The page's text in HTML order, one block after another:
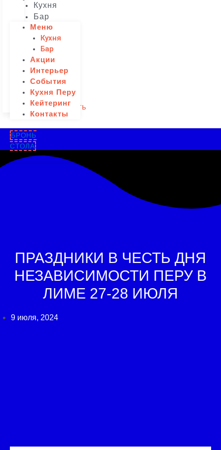
Меню
Кухня
Бар
Акции
Интерьер
События
Кухня Перу
Кейтеринг
Контакты
БРОНЬ
СТОЛА
Кухня
Бар
Акции
Интерьер
События
Кухня
Перу
Кейтеринг
Контакты
Забронировать
ПРАЗДНИКИ В ЧЕСТЬ ДНЯ
НЕЗАВИСИМОСТИ ПЕРУ В
ЛИМЕ 27-28 ИЮЛЯ
9 июля, 2024